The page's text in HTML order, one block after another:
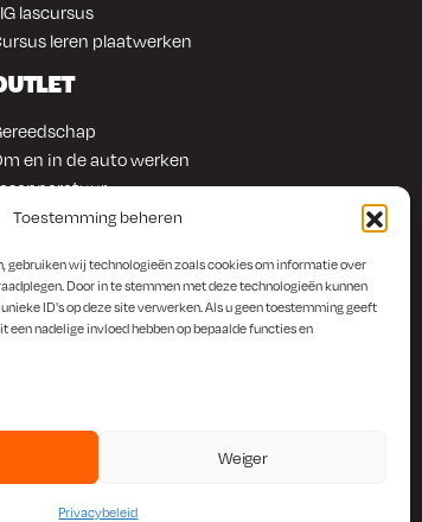
Toestemming beheren
gebruiken wij technologieën zoals cookies om informatie over
Door in te stemmen met deze technologieën kunnen
ID's op deze site verwerken. Als u geen toestemming geeft
nadelige invloed hebben op bepaalde functies en
Weiger
Privacybeleid
lascursus
leren plaatwerken
en in de auto werken
Overige producten